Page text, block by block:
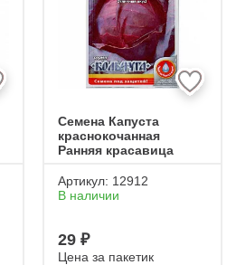
Семена Капуста
краснокочанная
Ранняя красавица
Артикул: 12912
В наличии
29 ₽
Цена за пакетик